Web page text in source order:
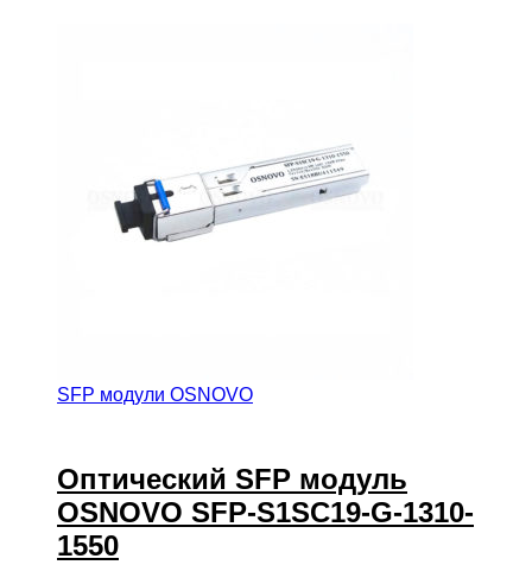
SFP модули OSNOVO
Оптический SFP модуль
OSNOVO SFP-S1SC19-G-1310-
1550